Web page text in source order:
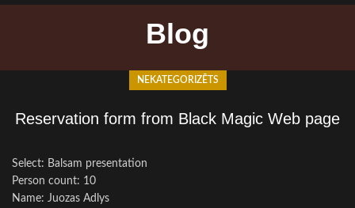
Blog
NEKATEGORIZĒTS
Reservation form from Black Magic Web page
Select: Balsam presentation
Person count: 10
Name: Juozas Adlys